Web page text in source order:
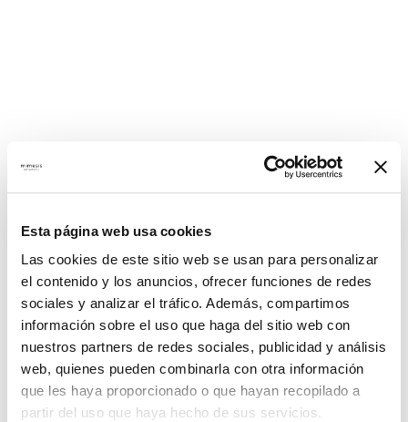
Esta página web usa cookies
Las cookies de este sitio web se usan para personalizar
el contenido y los anuncios, ofrecer funciones de redes
sociales y analizar el tráfico. Además, compartimos
información sobre el uso que haga del sitio web con
nuestros partners de redes sociales, publicidad y análisis
web, quienes pueden combinarla con otra información
que les haya proporcionado o que hayan recopilado a
partir del uso que haya hecho de sus servicios.